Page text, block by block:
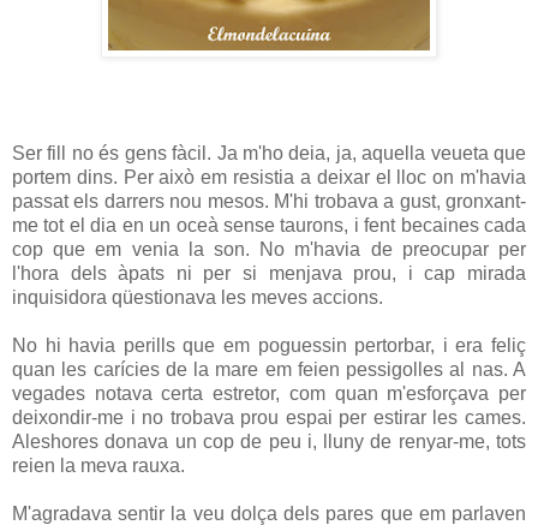
Ser fill no és gens fàcil. Ja m'ho deia, ja, aquella veueta que
portem dins. Per això em resistia a deixar el lloc on m'havia
passat els darrers nou mesos. M'hi trobava a gust, gronxant-
me tot el dia en un oceà sense taurons, i fent becaines cada
cop que em venia la son. No m'havia de preocupar per
l'hora dels àpats ni per si menjava prou, i cap mirada
inquisidora qüestionava les meves accions.
No hi havia perills que em poguessin pertorbar, i era feliç
quan les carícies de la mare em feien pessigolles al nas. A
vegades notava certa estretor, com quan m'esforçava per
deixondir-me i no trobava prou espai per estirar les cames.
Aleshores donava un cop de peu i, lluny de renyar-me, tots
reien la meva rauxa.
M'agradava sentir la veu dolça dels pares que em parlaven